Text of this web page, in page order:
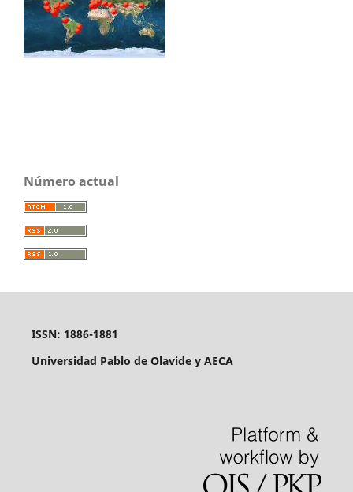
Número actual
ISSN: 1886-1881
Universidad Pablo de Olavide y AECA